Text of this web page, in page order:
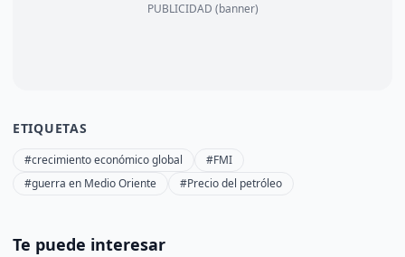
PUBLICIDAD (banner)
ETIQUETAS
#crecimiento económico global
#FMI
#guerra en Medio Oriente
#Precio del petróleo
Te puede interesar